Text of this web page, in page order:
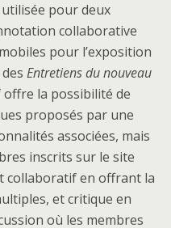
pour deux
collaborative
pour l’exposition
Entretiens du nouveau
offre la possibilité de
proposés par une
associées, mais
inscrits sur le site
collaboratif en offrant la
et critique en
où les membres